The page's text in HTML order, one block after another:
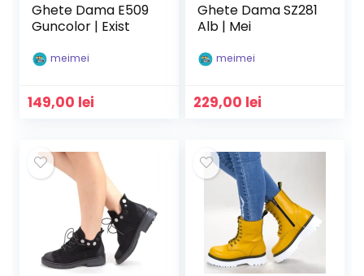
Ghete Dama E509
Guncolor | Exist
meimei
149,00 lei
Ghete Dama SZ281
Alb | Mei
meimei
229,00 lei